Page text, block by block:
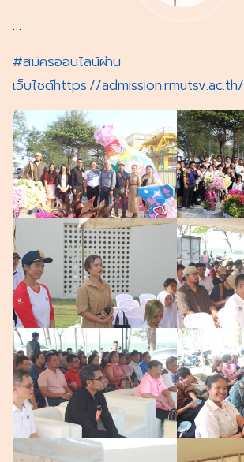
…
#สมัครออนไลน์ผ่าน
เว็บไซต์https://admission.rmutsv.ac.th/